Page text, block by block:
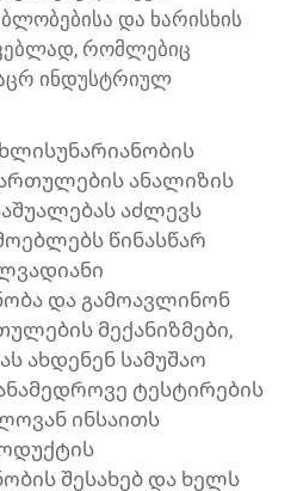
და ხარისხის
რომლებიც
ინდუსტრიულ
ანალიზის
აძლევს
წინასწარ
და გამოავლინონ
მექანიზმები,
ახდენენ სამუშაო
ტესტირების
ინსაითს
შესახებ და ხელს